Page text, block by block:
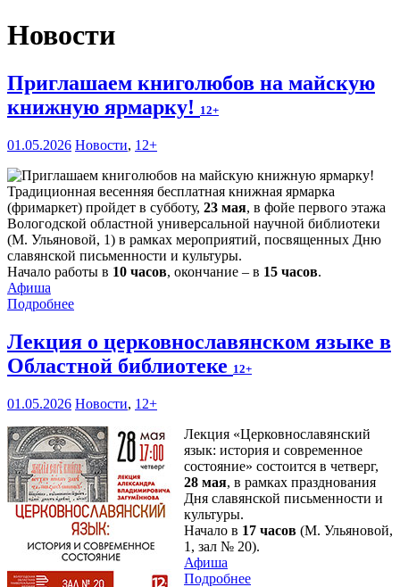
Новости
Приглашаем книголюбов на майскую
книжную ярмарку! 12+
01.05.2026 Новости, 12+
Традиционная весенняя бесплатная книжная ярмарка
(фримаркет) пройдет в субботу, 23 мая, в фойе первого этажа
Вологодской областной универсальной научной библиотеки
(М. Ульяновой, 1) в рамках мероприятий, посвященных Дню
славянской письменности и культуры.
Начало работы в 10 часов, окончание – в 15 часов.
Афиша
Подробнее
Лекция о церковнославянском языке в
Областной библиотеке 12+
01.05.2026 Новости, 12+
Лекция «Церковнославянский
язык: история и современное
состояние» состоится в четверг,
28 мая, в рамках празднования
Дня славянской письменности и
культуры.
Начало в 17 часов (М. Ульяновой,
1, зал № 20).
Афиша
Подробнее